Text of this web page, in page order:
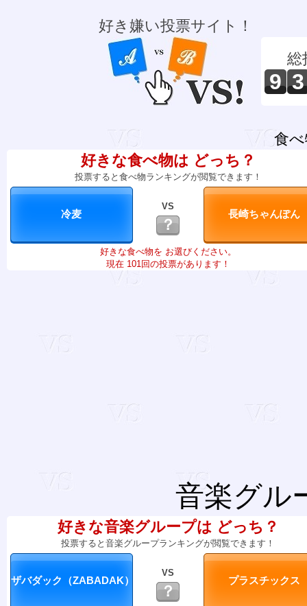
好き嫌い投票サイト！
総
9 3
食
好きな食べ物は どっち？
投票すると食べ物ランキングが閲覧できます！
VS
？
好きな食べ物を お選びください。
現在 101回の投票があります！
音楽グル
好きな音楽グループは どっち？
投票すると音楽グループランキングが閲覧できます！
VS
？